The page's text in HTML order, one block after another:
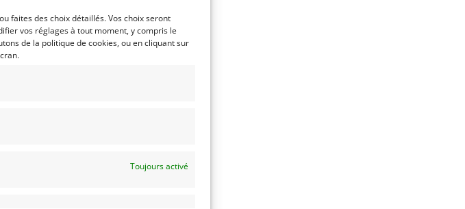
faites des choix détaillés. Vos choix seront
vos réglages à tout moment, y compris le
de la politique de cookies, ou en cliquant sur
Toujours activé